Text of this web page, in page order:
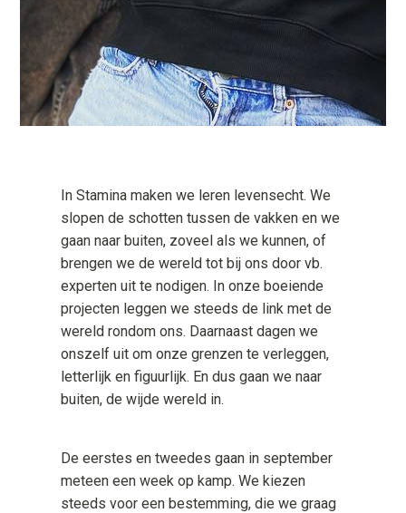
In Stamina maken we leren levensecht. We
slopen de schotten tussen de vakken en we
gaan naar buiten, zoveel als we kunnen, of
brengen we de wereld tot bij ons door vb.
experten uit te nodigen. In onze boeiende
projecten leggen we steeds de link met de
wereld rondom ons. Daarnaast dagen we
onszelf uit om onze grenzen te verleggen,
letterlijk en figuurlijk. En dus gaan we naar
buiten, de wijde wereld in.
De eerstes en tweedes gaan in september
meteen een week op kamp. We kiezen
steeds voor een bestemming, die we graag